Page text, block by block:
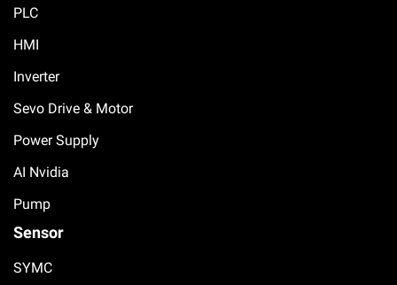
PLC
HMI
Inverter
Sevo Drive & Motor
Power Supply
AI Nvidia
Pump
Sensor
SYMC